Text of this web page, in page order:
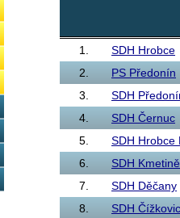
1.
SDH Hrobce
2.
PS Předonín
3.
SDH
4.
SDH Černuc
5.
SDH Hrobce
6.
SDH
7.
SDH Děčany
8.
SDH